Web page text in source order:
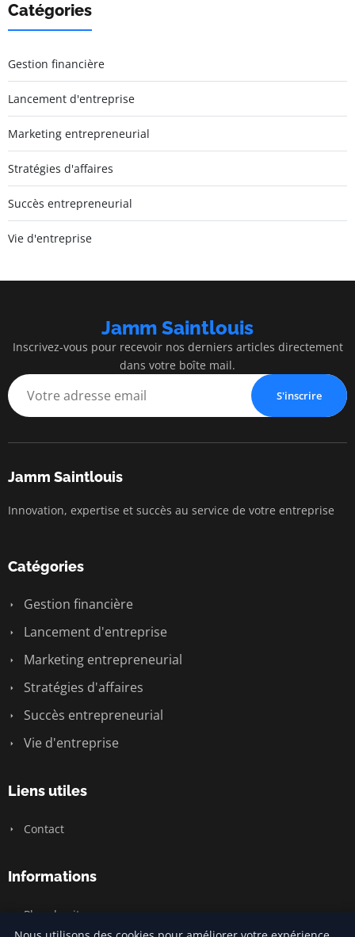
Catégories
Gestion financière
Lancement d'entreprise
Marketing entrepreneurial
Stratégies d'affaires
Succès entrepreneurial
Vie d'entreprise
Jamm Saintlouis
Inscrivez-vous pour recevoir nos derniers articles directement
dans votre boîte mail.
S'inscrire
Jamm Saintlouis
Innovation, expertise et succès au service de votre entreprise
Catégories
Gestion financière
Lancement d'entreprise
Marketing entrepreneurial
Stratégies d'affaires
Succès entrepreneurial
Vie d'entreprise
Liens utiles
Contact
Informations
Plan du site